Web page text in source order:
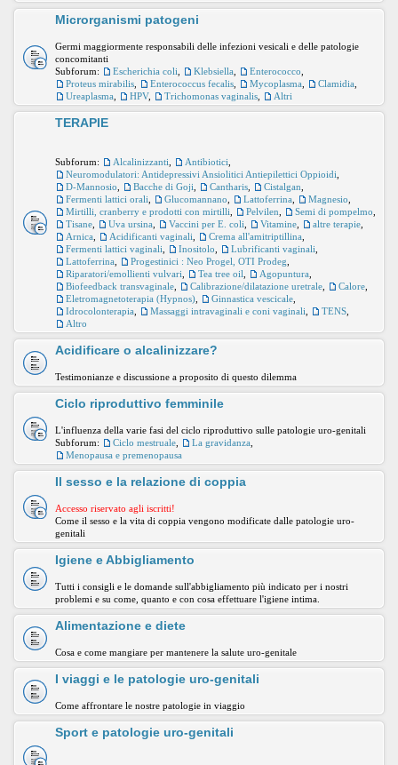
Microrganismi patogeni
Germi maggiormente responsabili delle infezioni vesicali e delle patologie
concomitanti
Subforum:
Escherichia coli Klebsiella Enterococco
Proteus mirabilis
Enterococcus fecalis Mycoplasma Clamidia
Ureaplasma
HPV, Trichomonas vaginalis Altri
TERAPIE
Subforum: Alcalinizzanti Antibiotici
Neuromodulatori: Antidepressivi Ansiolitici Antiepilettici Oppioidi
D-Mannosio
Bacche di Goji Cantharis Cistalgan
Fermenti lattici orali
Glucomannano Lattoferrina Magnesio
Mirtilli, cranberry e prodotti con mirtilli
Pelvilen Semi di pompelmo
Tisane
Uva ursina Vaccini per E. coli Vitamine altre terapie
Arnica
Acidificanti vaginali Crema all'amitriptillina
Fermenti lattici vaginali
Inositolo Lubrificanti vaginali
Lattoferrina
Progestinici : Neo Progel, OTI Prodeg
Riparatori/emollienti vulvari
Tea tree oil Agopuntura
Biofeedback transvaginale
Calibrazione/dilatazione uretrale Calore
Eletromagnetoterapia (Hypnos)
Ginnastica vescicale
Idrocolonterapia
Massaggi intravaginali e coni vaginali TENS
Altro
Acidificare o alcalinizzare?
Testimonianze e discussione a proposito di questo dilemma
Ciclo riproduttivo femminile
L'influenza della varie fasi del ciclo riproduttivo sulle patologie uro-genitali
Subforum:
Ciclo mestruale La gravidanza
Menopausa e premenopausa
Il sesso e la relazione di coppia
Accesso riservato agli iscritti!
Come il sesso e la vita di coppia vengono modificate dalle patologie uro-
genitali
Igiene e Abbigliamento
Tutti i consigli e le domande sull'abbigliamento più indicato per i nostri
problemi e su come, quanto e con cosa effettuare l'igiene intima.
Alimentazione e diete
Cosa e come mangiare per mantenere la salute uro-genitale
I viaggi e le patologie uro-genitali
Come affrontare le nostre patologie in viaggio
Sport e patologie uro-genitali